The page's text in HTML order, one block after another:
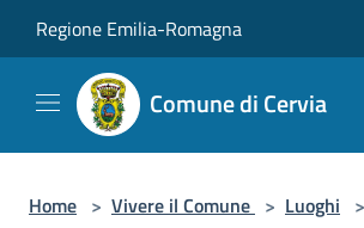
Regione Emilia-Romagna
Comune di Cervia
Home > Vivere il Comune > Luoghi >